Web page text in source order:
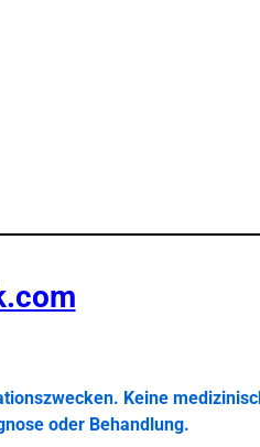
Keine
oder Behandlung.